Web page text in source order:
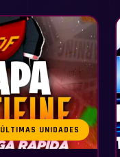
ÚLTIMAS UNIDADES